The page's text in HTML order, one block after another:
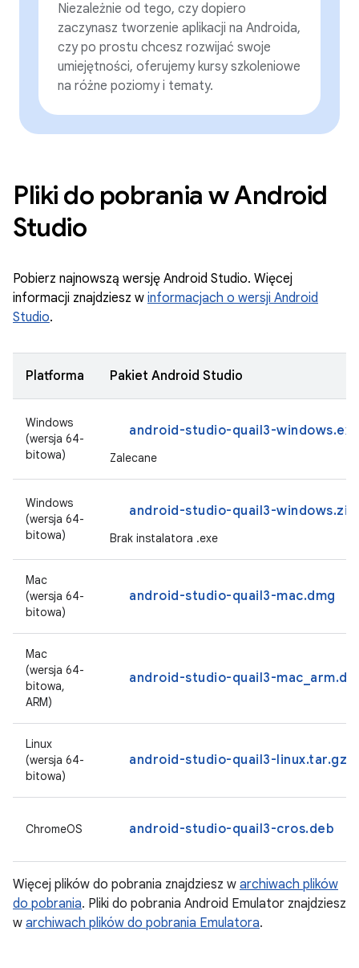
Niezależnie od tego, czy dopiero
zaczynasz tworzenie aplikacji na Androida,
czy po prostu chcesz rozwijać swoje
umiejętności, oferujemy kursy szkoleniowe
na różne poziomy i tematy.
Pliki do pobrania w Android
Studio
Pobierz najnowszą wersję Android Studio. Więcej
informacji znajdziesz w informacjach o wersji Android
Studio.
Platforma Pakiet Android Studio
Windows
(wersja 64-
bitowa)
android-studio-quail3-
Zalecane
Windows
(wersja 64-
bitowa)
android-studio-quail3-windows.zip
Brak instalatora .exe
Mac
(wersja 64-
bitowa)
android-studio-quail3-mac.dmg
Mac
(wersja 64-
bitowa,
ARM)
android-studio-quail3-
Linux
(wersja 64-
bitowa)
android-studio-quail3-linux.tar.gz
ChromeOS android-studio-quail3-cros.deb
Więcej plików do pobrania znajdziesz w archiwach plików
do pobrania. Pliki do pobrania Android Emulator znajdziesz
w archiwach plików do pobrania Emulatora.